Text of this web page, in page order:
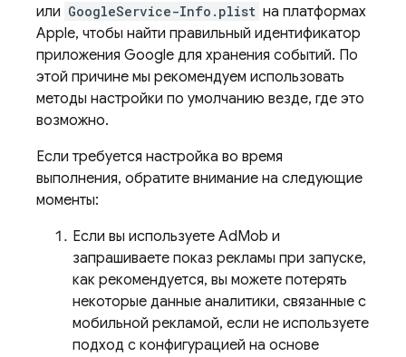
или GoogleService-Info.plist на платформах
Apple, чтобы найти правильный идентификатор
приложения Google для хранения событий. По
этой причине мы рекомендуем использовать
методы настройки по умолчанию везде, где это
возможно.
Если требуется настройка во время
выполнения, обратите внимание на следующие
моменты:
Если вы используете AdMob и
запрашиваете показ рекламы при запуске,
как рекомендуется, вы можете потерять
некоторые данные аналитики, связанные с
мобильной рекламой, если не используете
подход с конфигурацией на основе